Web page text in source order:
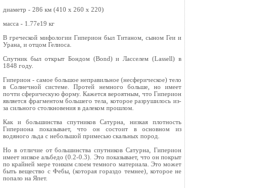
диаметр - 286 км (410 x 260 x 220)
масса - 1.77e19 кг
В греческой мифологии Гиперион был Титаном, сыном Геи и
Урана, и отцом Гелиоса.
Спутник был открыт Бондом (Bond) и Ласселем (Lassell) в
1848 году.
Гиперион - самое большое неправильное (несферическое) тело
в Солнечной системе. Протей немного больше, но имеет
почти сферическую форму. Кажется вероятным, что Гиперион
является фрагментом большего тела, которое разрушилось из-
за сильного столкновения в далеком прошлом.
Как и большинства спутников Сатурна, низкая плотность
Гипериона показывает, что он состоит в основном из
водяного льда с небольшой примесью скальных пород.
Но в отличие от большинства спутников Сатурна, Гиперион
имеет низкое альбедо (0.2-0.3). Это показывает, что он покрыт
по крайней мере тонким слоем темного материала. Это может
быть вещество с Фебы, (которая гораздо темнее), которое не
попало на Япет.